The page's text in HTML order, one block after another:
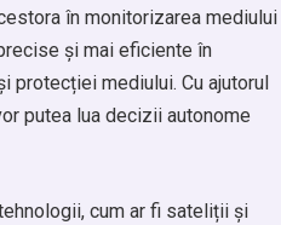
în monitorizarea mediului
și mai eficiente în
protecției mediului. Cu ajutorul
putea lua decizii autonome
cum ar fi sateliții și